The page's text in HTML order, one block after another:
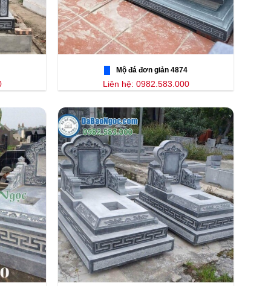
Mộ đá đơn giản 4874
Liên hệ: 0982.583.000